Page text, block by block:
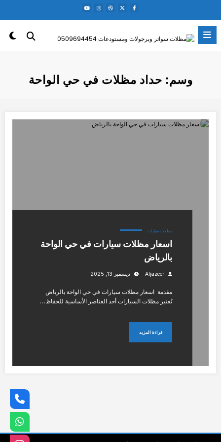
المحتوى
وسم: حداد مظلات في حي الواحة
مظلات سيارات
اسعار مظلات سيارات في حي الواحة
بالرياض
Aljazeer ديسمبر 13, 2025
مقدمة اسعار مظلات سيارات في حي الواحة بالرياض
تُعتبر مظلات السيارات أحد العناصر الأساسية للحفاظ…
قراءة المزيد